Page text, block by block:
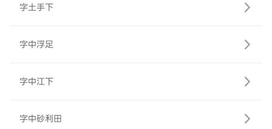
字土手下
字中浮足
字中江下
字中砂利田